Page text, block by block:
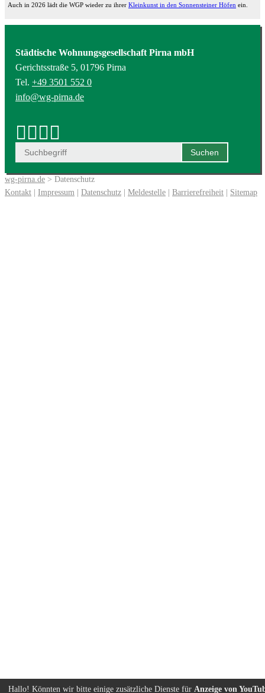
Auch in 2026 lädt die WGP wieder zu ihrer Kleinkunst in den Sonnensteiner Höfen ein.
Städtische Wohnungsgesellschaft Pirna mbH
Gerichtsstraße 5, 01796 Pirna
Tel. +49 3501 552 0
info@wg-pirna.de
wg-pirna.de > Datenschutz
Kontakt
Impressum Datenschutz Meldestelle Barrierefreiheit Sitemap
Hallo! Könnten wir bitte einige zusätzliche Dienste für Anzeige von